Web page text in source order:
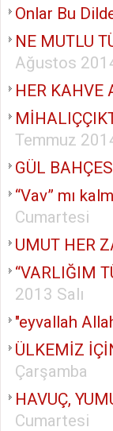
Onlar Bu
NE MUTLU
Ağustos
HER KAHVE
Temmuz
GÜL
“Vav” mı
Cumartesi
UMUT HER
“VARLIĞIM
2013 Salı
"eyvallah
ÜLKEMİZ
Çarşamba
HAVUÇ,
Cumartesi